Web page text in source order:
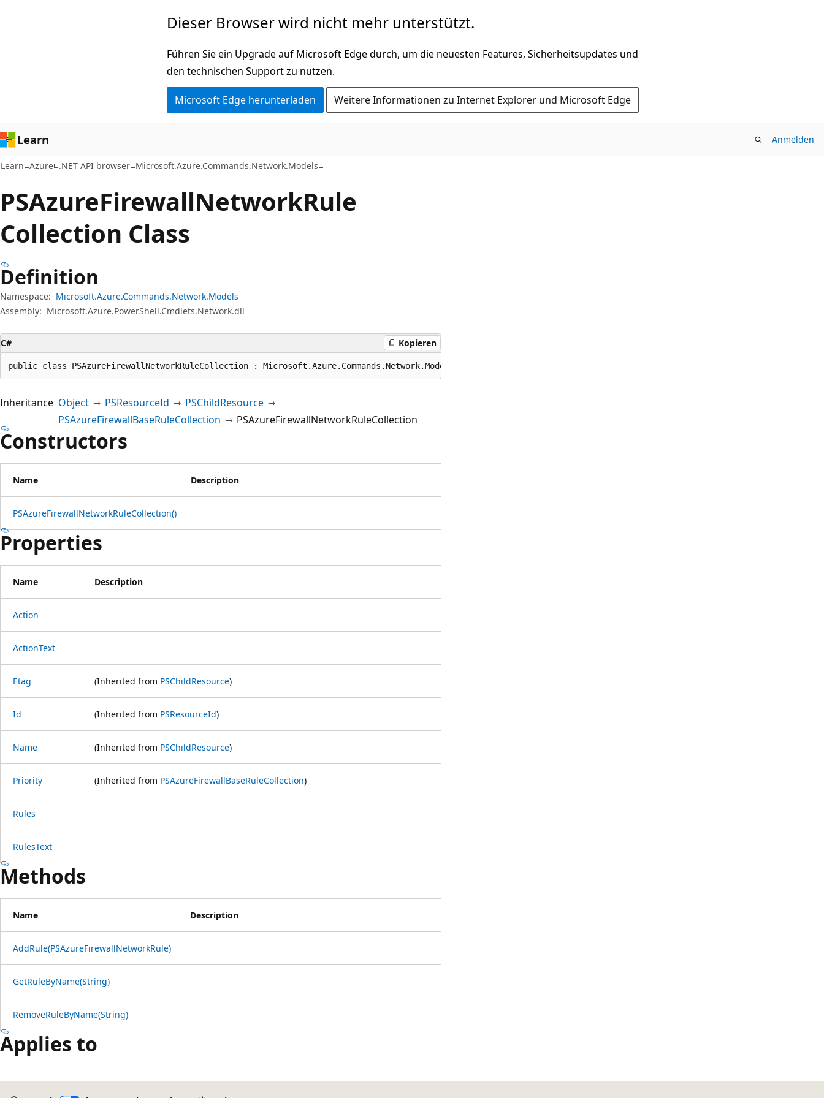
Dieser Browser wird nicht mehr unterstützt.
Führen Sie ein Upgrade auf Microsoft Edge durch, um die neuesten Features, Sicherheitsupdates und
den technischen Support zu nutzen.
Microsoft Edge herunterladen Weitere Informationen zu Internet Explorer und Microsoft Edge
Learn Anmelden
Learn Azure .NET API browser Microsoft.Azure.Commands.Network.Models
PSAzureFirewallNetworkRule
Collection Class
Definition
Namespace: Microsoft.Azure.Commands.Network.Models
Assembly: Microsoft.Azure.PowerShell.Cmdlets.Network.dll
C# Kopieren
public class PSAzureFirewallNetworkRuleCollection : Microsoft.Azure.Commands.Network.Models.PSAzureFirewallBaseRuleCollection
Inheritance Object PSResourceId
PSChildResource
PSAzureFirewallBaseRuleCollection
PSAzureFirewallNetworkRuleCollection
Constructors
Name Description
PSAzureFirewallNetworkRuleCollection()
Properties
Name Description
Action
ActionText
Etag (Inherited from PSChildResource)
Id (Inherited from PSResourceId)
Name (Inherited from PSChildResource)
Priority (Inherited from PSAzureFirewallBaseRuleCollection)
Rules
RulesText
Methods
Name Description
AddRule(PSAzureFirewallNetworkRule)
GetRuleByName(String)
RemoveRuleByName(String)
Applies to